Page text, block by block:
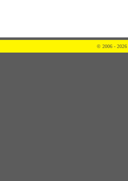
© 2006 - 2026